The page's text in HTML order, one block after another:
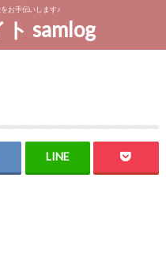
お手伝いします♪
samlog